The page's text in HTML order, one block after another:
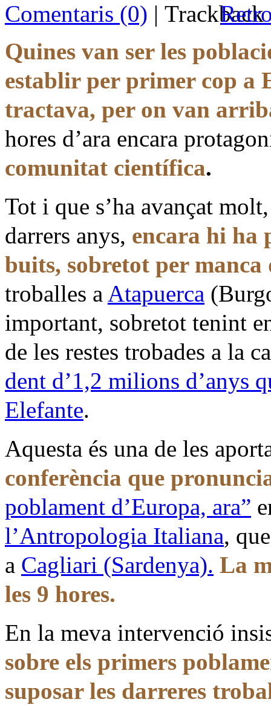
Comentaris (0) |
Quines van ser les
establir per primer cop a
tractava, per on van
hores d’ara encara
comunitat científica.
Tot i que s’ha avançat
darrers anys, encara hi ha
buits, sobretot per manca
troballes a Atapuerca
important, sobretot tenint
de les restes trobades a la
dent d’1,2 milions d’anys
Elefante.
Aquesta és una de les
conferència que
poblament d’Europa, ara”
l’Antropologia Italiana,
a Cagliari (Sardenya). La
les 9 hores.
En la meva intervenció
sobre els primers
suposar les darreres